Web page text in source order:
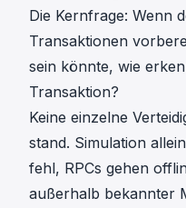
Die Kernfrage: Wenn
Transaktionen
sein könnte, wie
Transaktion?
Keine einzelne
stand. Simulation
fehl, RPCs gehen
außerhalb bekannter